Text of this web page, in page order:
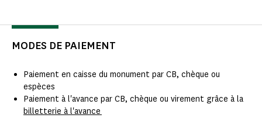
MODES DE PAIEMENT
Paiement en caisse du monument par CB, chèque ou
espèces
Paiement à l'avance par CB, chèque ou virement grâce à la
billetterie à l'avance